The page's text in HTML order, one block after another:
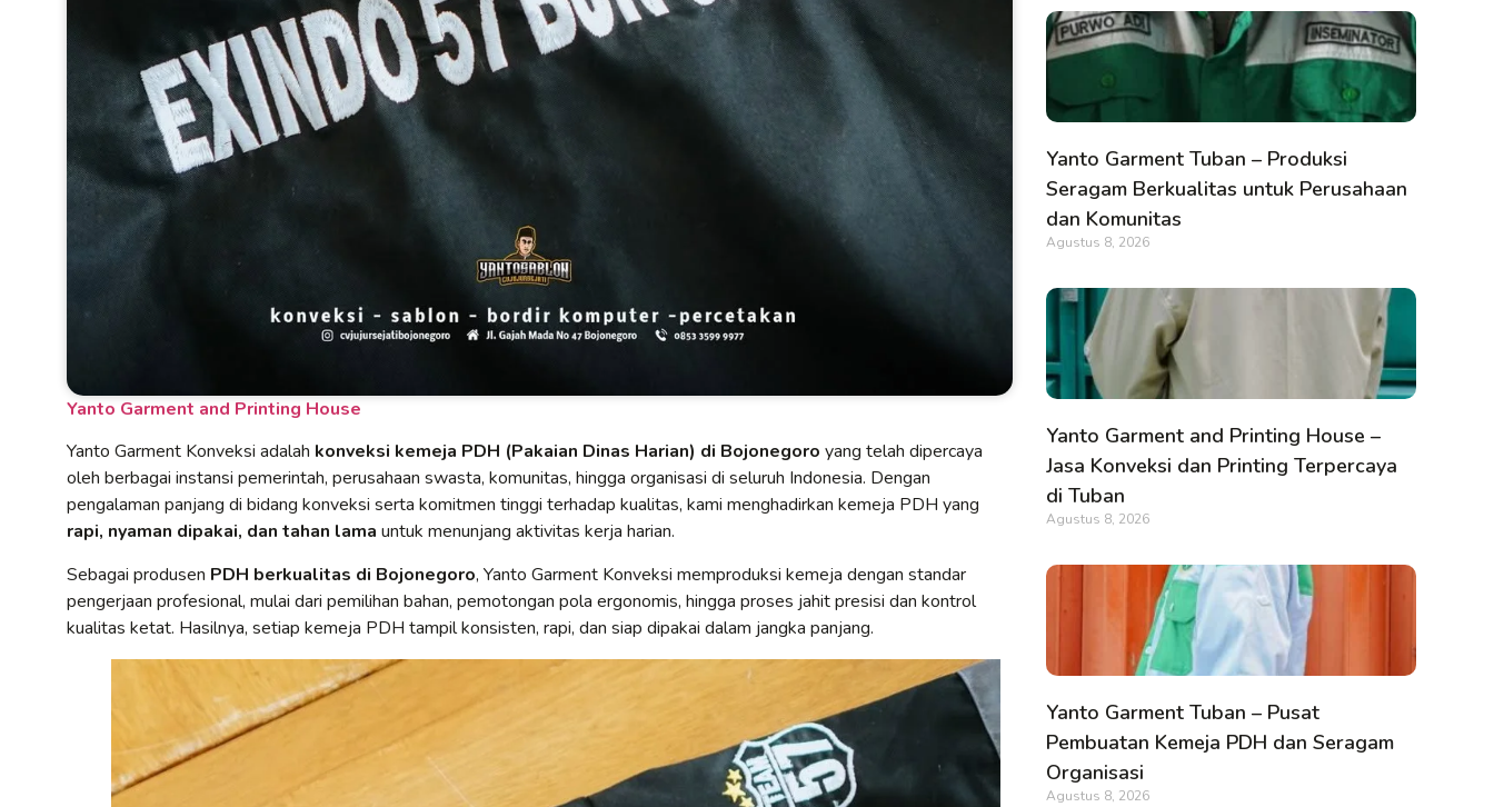
Yanto Garment and Printing House
Yanto Garment Konveksi adalah konveksi kemeja PDH (Pakaian Dinas Harian) di Bojonegoro yang telah dipercaya
oleh berbagai instansi pemerintah, perusahaan swasta, komunitas, hingga organisasi di seluruh Indonesia. Dengan
pengalaman panjang di bidang konveksi serta komitmen tinggi terhadap kualitas, kami menghadirkan kemeja PDH yang
rapi, nyaman dipakai, dan tahan lama untuk menunjang aktivitas kerja harian.
Sebagai produsen PDH berkualitas di Bojonegoro, Yanto Garment Konveksi memproduksi kemeja dengan standar
pengerjaan profesional, mulai dari pemilihan bahan, pemotongan pola ergonomis, hingga proses jahit presisi dan kontrol
kualitas ketat. Hasilnya, setiap kemeja PDH tampil konsisten, rapi, dan siap dipakai dalam jangka panjang.
Yanto Garment Tuban – Produksi
Seragam Berkualitas untuk Perusahaan
dan Komunitas
Agustus 8, 2026
Yanto Garment and Printing House –
Jasa Konveksi dan Printing Terpercaya
di Tuban
Agustus 8, 2026
Yanto Garment Tuban – Pusat
Pembuatan Kemeja PDH dan Seragam
Organisasi
Agustus 8, 2026